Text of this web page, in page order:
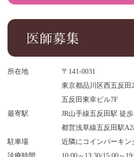
所在地
〒141-0031
東京都品川区西五反田
五反田東幸ビル7F
最寄駅
JR山手線五反田駅 徒
都営浅草線五反田駅
駐車場
近隣にコインパーキン